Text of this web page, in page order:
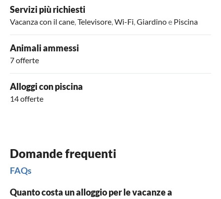
Servizi più richiesti
Vacanza con il cane Televisore Wi-Fi Giardinoe Piscina
Animali ammessi
7 offerte
Alloggi con piscina
14 offerte
Domande frequenti
FAQs
Quanto costa un alloggio per le vacanze a